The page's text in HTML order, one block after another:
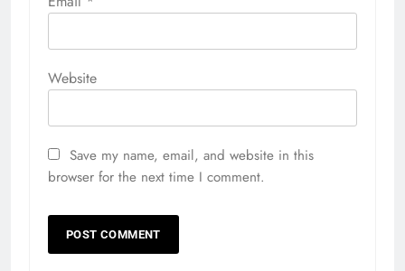
Website
Save my name, email, and website in this
browser for the next time I comment.